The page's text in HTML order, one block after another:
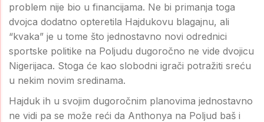
problem nije bio u financijama. Ne bi primanja toga
dvojca dodatno opteretila Hajdukovu blagajnu, ali
“kvaka” je u tome što jednostavno novi odrednici
sportske politike na Poljudu dugoročno ne vide dvojicu
Nigerijaca. Stoga će kao slobodni igrači potražiti sreću
u nekim novim sredinama.
Hajduk ih u svojim dugoročnim planovima jednostavno
ne vidi pa se može reći da Anthonya na Poljud baš i